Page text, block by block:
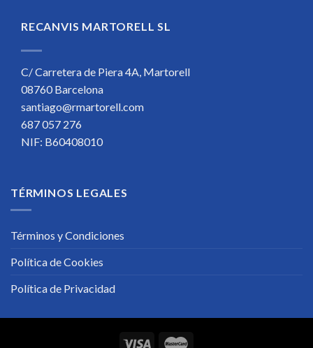
RECANVIS MARTORELL SL
C/ Carretera de Piera 4A, Martorell
08760 Barcelona
santiago@rmartorell.com
687 057 276
NIF: B60408010
TÉRMINOS LEGALES
Términos y Condiciones
Política de Cookies
Política de Privacidad